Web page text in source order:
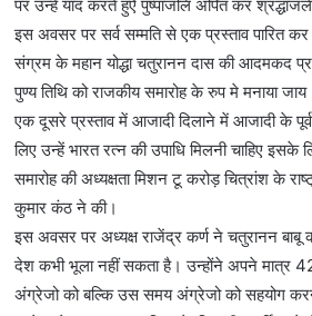
पर उन्हें याद करते हुऐ पुष्पांजलि अर्पित कर
इस अवसर पर सर्व सम्मति से एक प्रस्ताव पारित कर
संग्रम के महान योद्धा चतुरानन दास की आदमकद
पुण्य तिथि को राजकीय समारोह के रुप मे मनाया जाय
एक दूसरे प्रस्ताव में आजादी दिलाने में आजादी के
लिए उन्हें भारत रत्न की उपाधि मिलनी चाहिए
समारोह की अध्यक्षता मिशन टू करोड़ चित्रांश के
कुमार कंठ ने की।
इस अवसर पर अध्यक्ष राजेंद्र कर्ण ने चतुरानन
देश कभी भूला नहीं सकता है। उन्होंने अपने मात्र
अंग्रेजो को बल्कि उस समय अंग्रेजो को सहयोग